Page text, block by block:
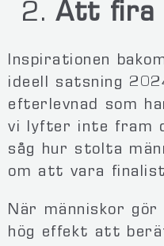
Att fira
Inspirationen
ideell satsning
efterlevnad som
vi lyfter inte fram
såg hur stolta
om att vara
När människor
hög effekt att